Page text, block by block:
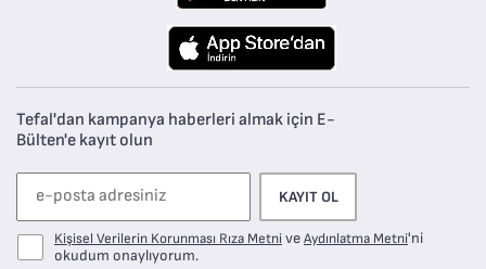
Tefal'dan kampanya haberleri almak için E-
Bülten'e kayıt olun
KAYIT OL
Kişisel Verilerin Korunması Rıza MetniveAydınlatma Metni'ni
okudum onaylıyorum.